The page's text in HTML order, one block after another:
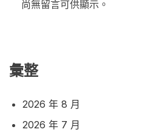
尚無留言可供顯示。
彙整
2026 年 8 月
2026 年 7 月